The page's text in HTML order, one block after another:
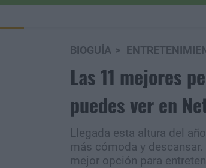
BIOGUÍA
Las 11 mejores
puedes ver en
Llegada esta altura del
más cómoda y
mejor opción para